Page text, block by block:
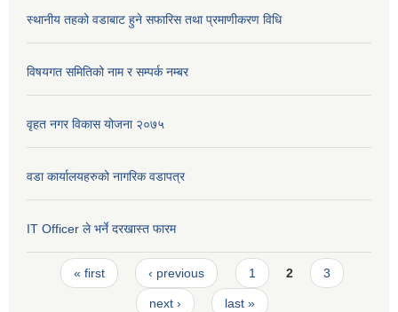
स्थानीय तहको वडाबाट हुने सफारिस तथा प्रमाणीकरण विधि
विषयगत समितिको नाम र सम्पर्क नम्बर
वृहत नगर विकास योजना २०७५
वडा कार्यालयहरुको नागरिक वडापत्र
IT Officer ले भर्ने दरखास्त फारम
Pages
« first ‹ previous 1 2 3
next › last »